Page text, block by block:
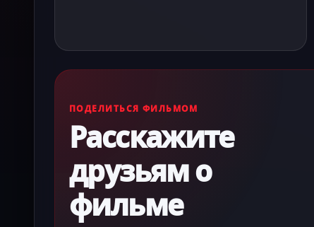
ПОДЕЛИТЬСЯ ФИЛЬМОМ
Расскажите
друзьям о
фильме